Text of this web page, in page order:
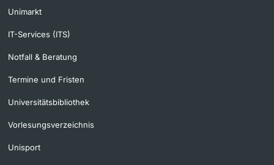
Unimarkt
IT-Services (ITS)
Notfall & Beratung
Termine und Fristen
Universitätsbibliothek
Vorlesungsverzeichnis
Unisport